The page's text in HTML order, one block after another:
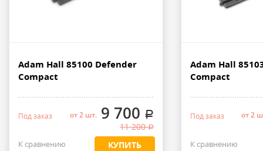
Adam Hall 85100 Defender
Compact
Под заказ от 2 шт.9 700 .
11 200.
К сравнению КУПИТЬ
Adam Hall
Compact
Под заказ от 2
К сравнению